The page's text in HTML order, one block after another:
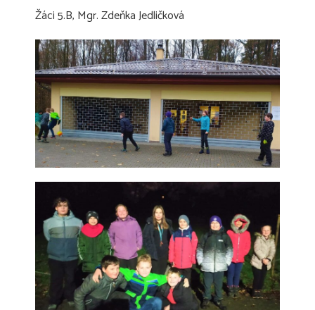
Žáci 5.B, Mgr. Zdeňka Jedličková